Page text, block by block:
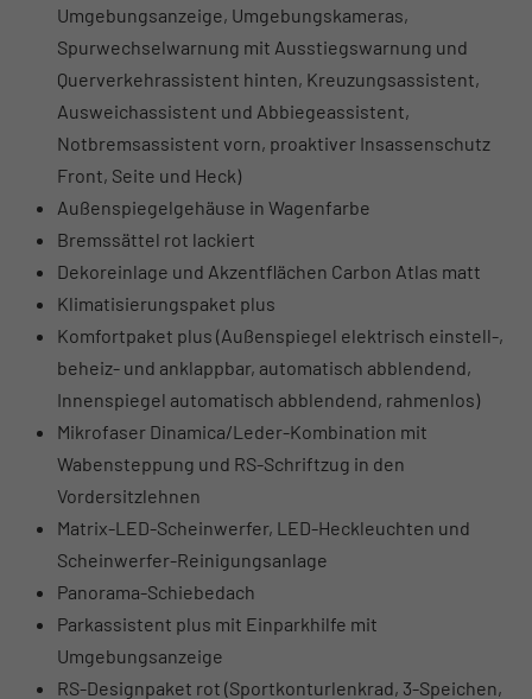
Umgebungsanzeige, Umgebungskameras,
Spurwechselwarnung mit Ausstiegswarnung und
Querverkehrassistent hinten, Kreuzungsassistent,
Ausweichassistent und Abbiegeassistent,
Notbremsassistent vorn, proaktiver Insassenschutz
Front, Seite und Heck)
Außenspiegelgehäuse in Wagenfarbe
Bremssättel rot lackiert
Dekoreinlage und Akzentflächen Carbon Atlas matt
Klimatisierungspaket plus
Komfortpaket plus (Außenspiegel elektrisch einstell-,
beheiz- und anklappbar, automatisch abblendend,
Innenspiegel automatisch abblendend, rahmenlos)
Mikrofaser Dinamica/Leder-Kombination mit
Wabensteppung und RS-Schriftzug in den
Vordersitzlehnen
Matrix-LED-Scheinwerfer, LED-Heckleuchten und
Scheinwerfer-Reinigungsanlage
Panorama-Schiebedach
Parkassistent plus mit Einparkhilfe mit
Umgebungsanzeige
RS-Designpaket rot (Sportkonturlenkrad, 3-Speichen,